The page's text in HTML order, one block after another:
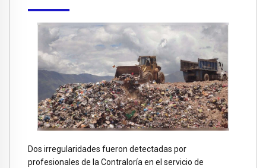
Dos irregularidades fueron detectadas por
profesionales de la Contraloría en el servicio de